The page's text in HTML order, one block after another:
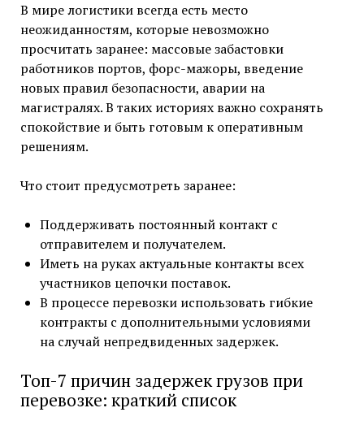
В мире логистики всегда есть место
неожиданностям, которые невозможно
просчитать заранее: массовые забастовки
работников портов, форс-мажоры, введение
новых правил безопасности, аварии на
магистралях. В таких историях важно сохранять
спокойствие и быть готовым к оперативным
решениям.
Что стоит предусмотреть заранее:
Поддерживать постоянный контакт с
отправителем и получателем.
Иметь на руках актуальные контакты всех
участников цепочки поставок.
В процессе перевозки использовать гибкие
контракты с дополнительными условиями
на случай непредвиденных задержек.
Топ-7 причин задержек грузов при
перевозке: краткий список